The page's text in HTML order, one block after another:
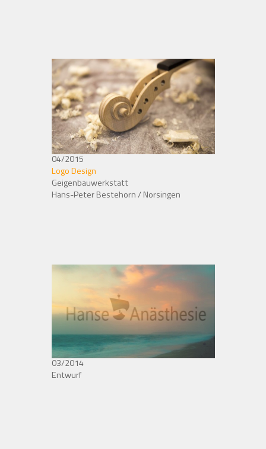
04/2015
Logo Design
Geigenbauwerkstatt
Hans-Peter Bestehorn / Norsingen
03/2014
Entwurf